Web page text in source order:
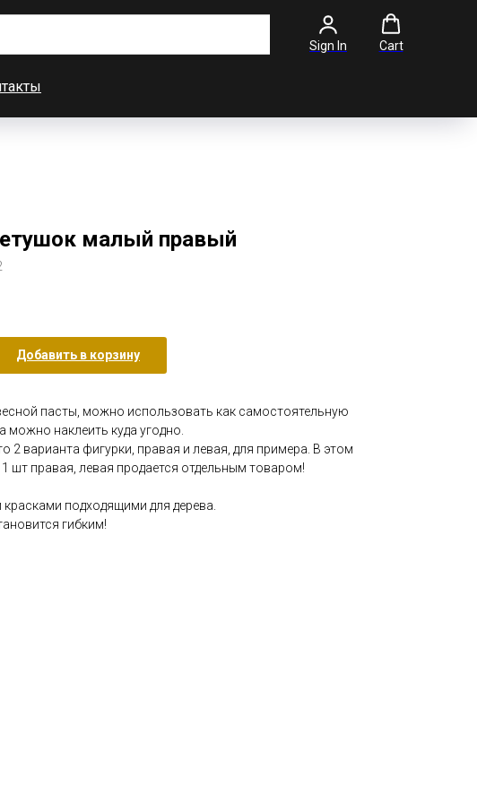
Sign In Cart
малый правый
Добавить в корзину
пасты, можно использовать как самостоятельную
можно наклеить куда угодно.
2 варианта фигурки, правая и левая, для примера. В этом
шт правая, левая продается отдельным товаром!
подходящими для дерева.
гибким!